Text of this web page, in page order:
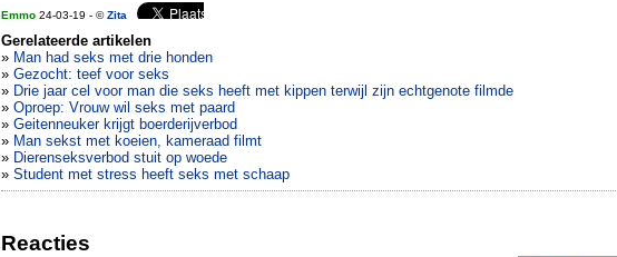
Emmo 24-03-19 - ©Zita
Gerelateerde artikelen
» Man had seks met drie honden
» Gezocht: teef voor seks
» Drie jaar cel voor man die seks heeft met kippen terwijl zijn echtgenote filmde
» Oproep: Vrouw wil seks met paard
» Geitenneuker krijgt boerderijverbod
» Man sekst met koeien, kameraad filmt
» Dierenseksverbod stuit op woede
» Student met stress heeft seks met schaap
Reacties